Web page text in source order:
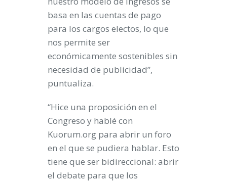
basa en las cuentas de pago
para los cargos electos, lo que
nos permite ser
económicamente sostenibles sin
necesidad de publicidad”,
puntualiza.
“Hice una proposición en el
Congreso y hablé con
Kuorum.org para abrir un foro
en el que se pudiera hablar. Esto
tiene que ser bidireccional: abrir
el debate para que los